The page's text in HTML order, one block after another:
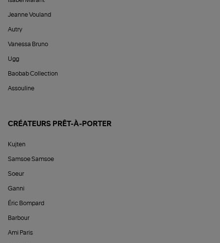
Jeanne Vouland
Autry
Vanessa Bruno
Ugg
Baobab Collection
Assouline
CRÉATEURS PRÊT-À-PORTER
Kujten
Samsoe Samsoe
Soeur
Ganni
Éric Bompard
Barbour
Ami Paris